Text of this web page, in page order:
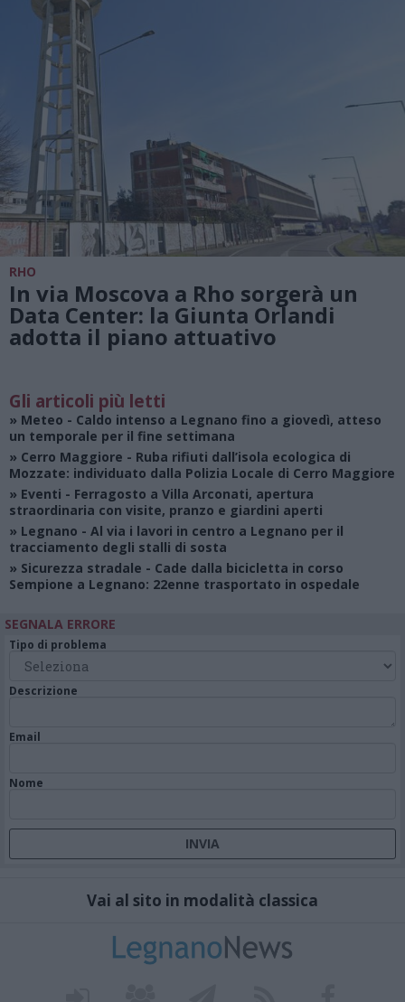
RHO
In via Moscova a Rho sorgerà un
Data Center: la Giunta Orlandi
adotta il piano attuativo
Gli articoli più letti
» Meteo - Caldo intenso a Legnano fino a giovedì, atteso
un temporale per il fine settimana
» Cerro Maggiore - Ruba rifiuti dall’isola ecologica di
Mozzate: individuato dalla Polizia Locale di Cerro Maggiore
» Eventi - Ferragosto a Villa Arconati, apertura
straordinaria con visite, pranzo e giardini aperti
» Legnano - Al via i lavori in centro a Legnano per il
tracciamento degli stalli di sosta
» Sicurezza stradale - Cade dalla bicicletta in corso
Sempione a Legnano: 22enne trasportato in ospedale
SEGNALA ERRORE
Tipo di problema
Descrizione
Email
Nome
Vai al sito in modalità classica